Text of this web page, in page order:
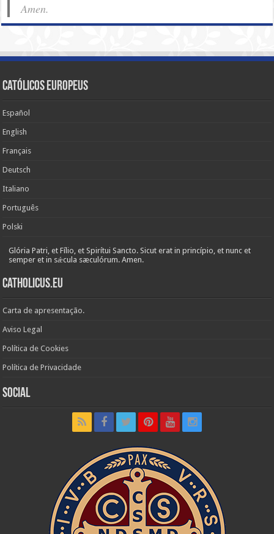
Amen.
Católicos Europeus
Español
English
Français
Deutsch
Italiano
Português
Polski
Glória Patri, et Fílio, et Spirítui Sancto. Sicut erat in princípio, et nunc et
semper et in sǽcula sæculórum. Amen.
Catholicus.eu
Carta de apresentação.
Aviso Legal
Política de Cookies
Política de Privacidade
Social